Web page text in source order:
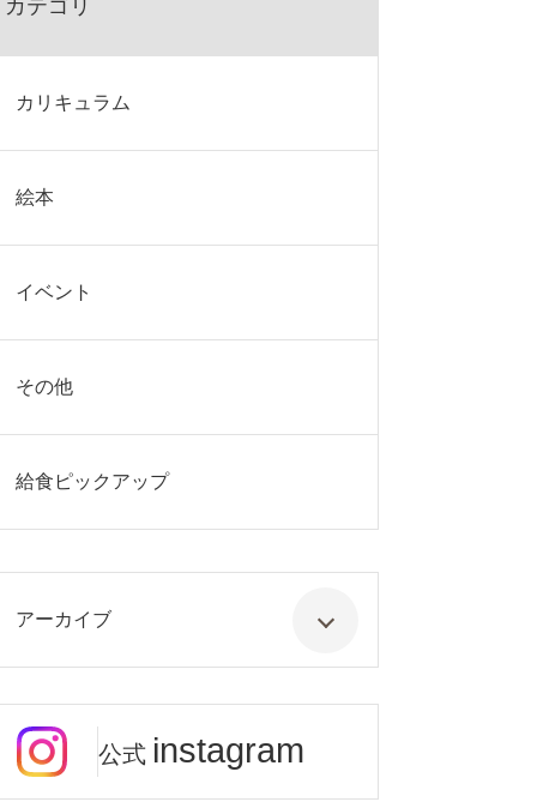
カテゴリ
カリキュラム
絵本
イベント
その他
給食ピックアップ
アーカイブ
公式 instagram